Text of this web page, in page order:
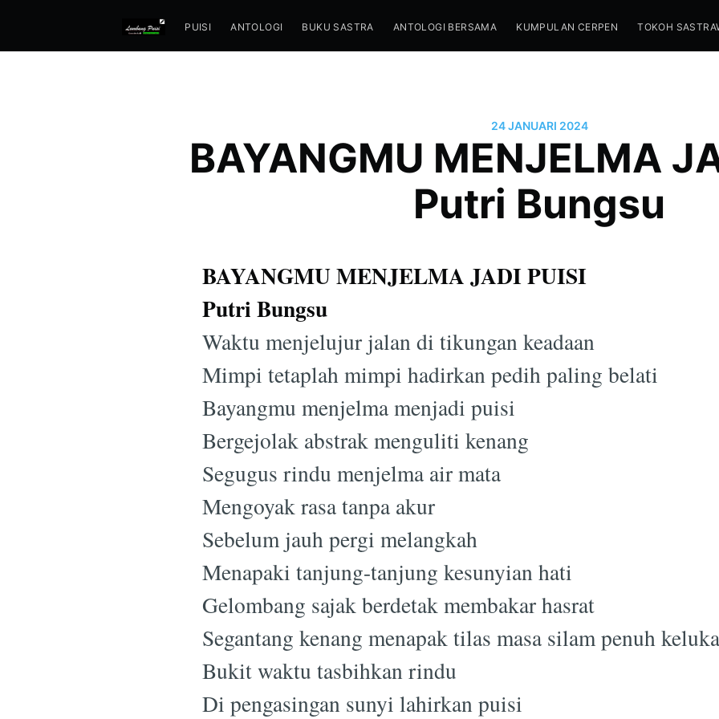
PUISI ANTOLOGI BUKU SASTRA ANTOLOGI BERSAMA KUMPULAN CERPEN TOKOH
24 JANUARI 2024
BAYANGMU MENJELMA
Putri Bungsu
BAYANGMU MENJELMA JADI PUISI
Putri Bungsu
Waktu menjelujur jalan di tikungan keadaan
Mimpi tetaplah mimpi hadirkan pedih paling belati
Bayangmu menjelma menjadi puisi
Bergejolak abstrak menguliti kenang
Segugus rindu menjelma air mata
Mengoyak rasa tanpa akur
Sebelum jauh pergi melangkah
Menapaki tanjung-tanjung kesunyian hati
Gelombang sajak berdetak membakar hasrat
Segantang kenang menapak tilas masa silam penuh
Bukit waktu tasbihkan rindu
Di pengasingan sunyi lahirkan puisi